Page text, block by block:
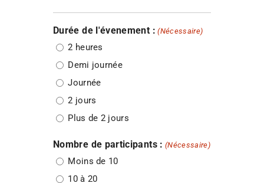
Durée de l'évenement : (Nécessaire)
2 heures
Demi journée
Journée
2 jours
Plus de 2 jours
Nombre de participants : (Nécessaire)
Moins de 10
10 à 20